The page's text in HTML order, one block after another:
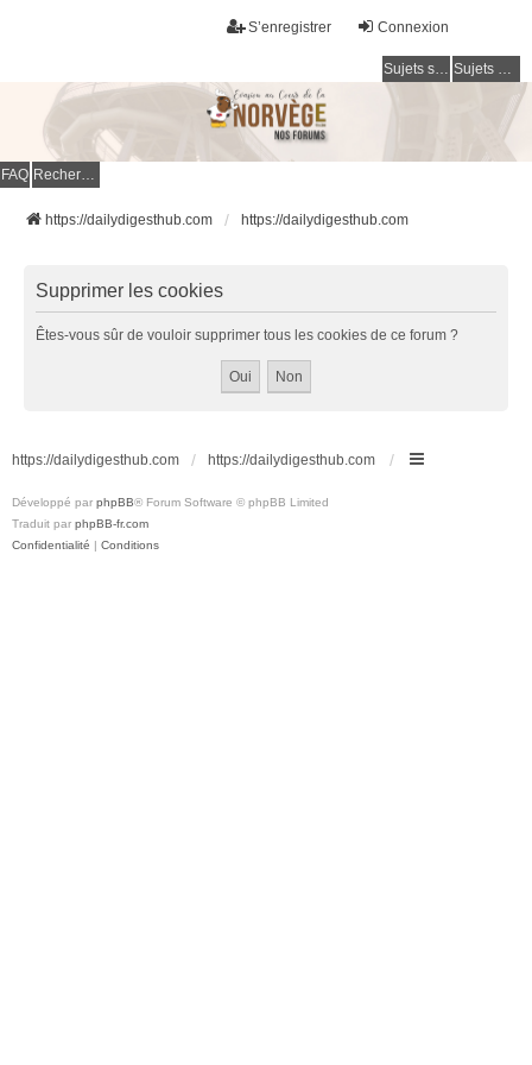
Connexion
S’enregistrer
Sujets sans réponse Sujets actifs
FAQ Rechercher
https://dailydigesthub.com https://dailydigesthub.com
Supprimer les cookies
Êtes-vous sûr de vouloir supprimer tous les cookies de ce forum ?
https://dailydigesthub.com https://dailydigesthub.com
Développé par phpBB® Forum Software © phpBB Limited
Traduit par phpBB-fr.com
Confidentialité | Conditions